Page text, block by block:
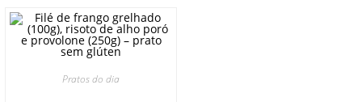
Pratos do dia